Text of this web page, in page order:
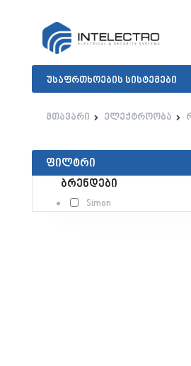
უსაფრთხოების სისტემები
მთავარი ელექტროობა
ფილტრი
ბრენდები
Simon